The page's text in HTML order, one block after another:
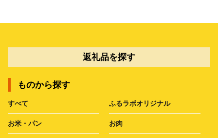
返礼品を探す
ものから探す
すべて ふるラボオリジナル
お米・パン お肉